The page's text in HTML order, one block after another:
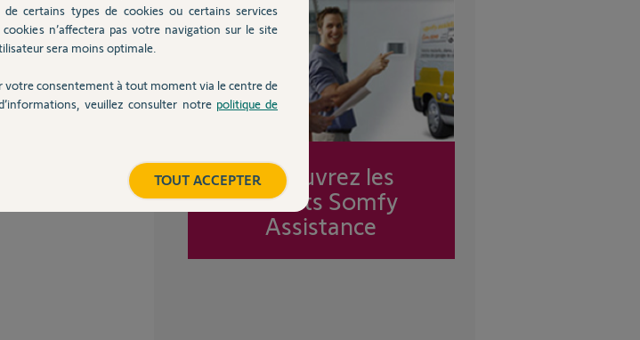
les
Découvrez les
forfaits Somfy
Assistance
certains types de cookies ou certains services
n’affectera pas votre navigation sur le site
sera moins optimale.
votre consentement à tout moment via le centre de
veuillez consulter notre politique de
TOUT ACCEPTER